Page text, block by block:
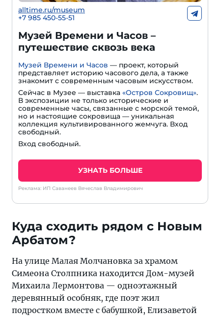
alltime.ru/museum
+7 985 450-55-51
Музей Времени и Часов –
путешествие сквозь века
Музей Времени и Часов — проект, который
представляет историю часового дела, а также
знакомит с современным часовым искусством.
Сейчас в Музее — выставка «Остров Сокровищ».
В экспозиции не только исторические и
современные часы, связанные с морской темой,
но и настоящие сокровища — уникальная
коллекция культивированного жемчуга. Вход
свободный.
Вход свободный.
УЗНАТЬ БОЛЬШЕ
Реклама: ИП Саванеев Вячеслав Владимирович
Куда сходить рядом с Новым
Арбатом?
На улице Малая Молчановка за храмом
Симеона Столпника находится Дом-музей
Михаила Лермонтова — одноэтажный
деревянный особняк, где поэт жил
подростком вместе с бабушкой, Елизаветой